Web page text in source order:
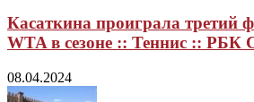
Касаткина проиграла третий
WTA в сезоне :: Теннис :: РБК
08.04.2024